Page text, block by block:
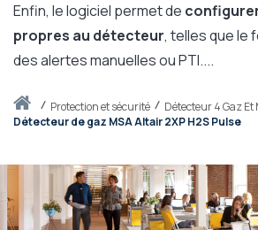
Accueilprotection et sécurité
Détecteur 4 Gaz
Détecteur de gaz MSA Altair 2XP H2S Pulse
Enfin, le logiciel permet de
propres au détecteur, telles que le
des alertes manuelles ou PTI....